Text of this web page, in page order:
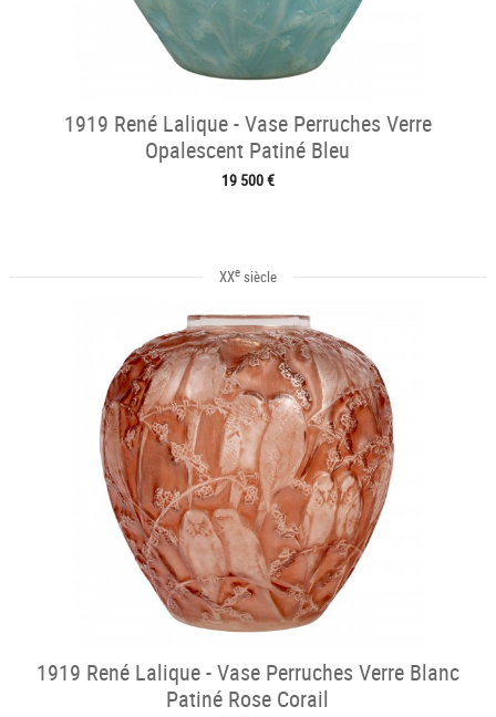
1919 René Lalique - Vase Perruches Verre
Opalescent Patiné Bleu
19 500 €
XXesiècle
1919 René Lalique - Vase Perruches Verre Blanc
Patiné Rose Corail